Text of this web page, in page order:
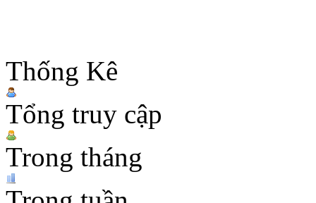
Thống Kê
Tổng truy cập
Trong tháng